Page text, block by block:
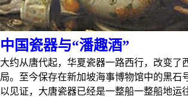
中国瓷器与“潘趣酒”
大约从唐代起，华夏瓷器一路西行，改变了
局。至今保存在新加坡海事博物馆中的黑石
以见证，大唐瓷器已经是一整船一整船地运